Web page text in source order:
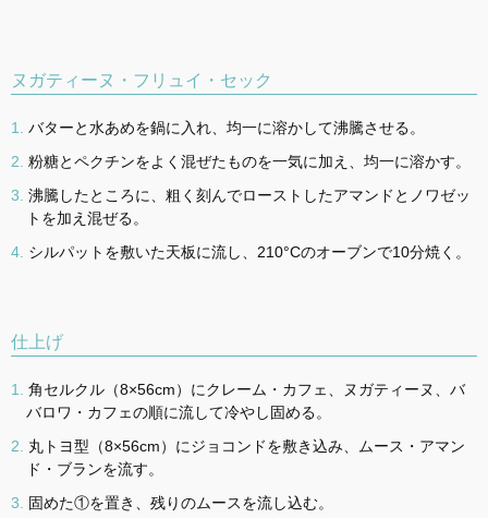
ヌガティーヌ・フリュイ・セック
バターと水あめを鍋に入れ、均一に溶かして沸騰させる。
粉糖とペクチンをよく混ぜたものを一気に加え、均一に溶かす。
沸騰したところに、粗く刻んでローストしたアマンドとノワゼッ
トを加え混ぜる。
シルパットを敷いた天板に流し、210°Cのオーブンで10分焼く。
仕上げ
角セルクル（8×56cm）にクレーム・カフェ、ヌガティーヌ、バ
バロワ・カフェの順に流して冷やし固める。
丸トヨ型（8×56cm）にジョコンドを敷き込み、ムース・アマン
ド・ブランを流す。
固めた①を置き、残りのムースを流し込む。